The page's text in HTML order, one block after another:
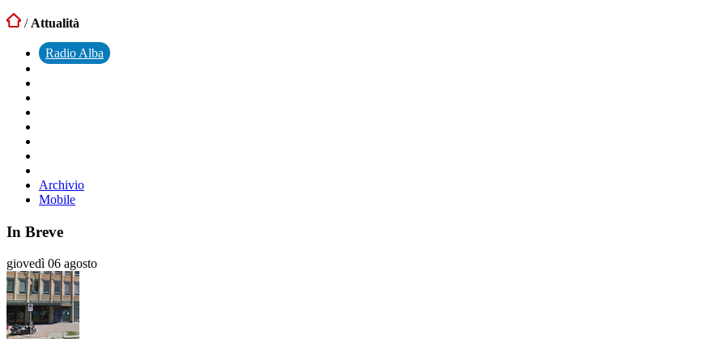
/ Attualità
Radio Alba
Archivio
Mobile
In Breve
giovedì 06 agosto